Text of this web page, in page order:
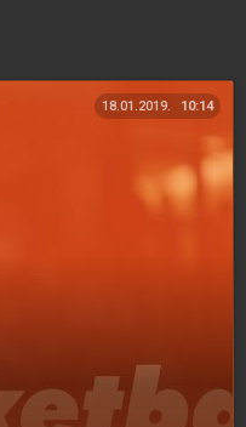
18.01.2019. 10:14